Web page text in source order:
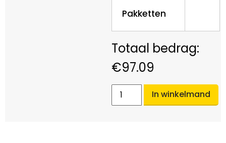
Pakketten
€97.09
In winkelmand